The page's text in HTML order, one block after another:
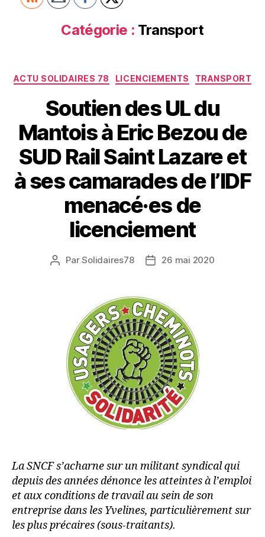
Catégorie : Transport
Catégories
ACTU SOLIDAIRES 78 LICENCIEMENTS TRANSPORT
Soutien des UL du
Mantois à Eric Bezou de
SUD Rail Saint Lazare et
à ses camarades de l’IDF
menacé·es de
licenciement
Auteur
ParSolidaires78
Date26 mai 2020
La SNCF s’acharne sur un militant syndical qui
depuis des années dénonce les atteintes à l’emploi
et aux conditions de travail au sein de son
entreprise dans les Yvelines, particulièrement sur
les plus précaires (sous-traitants).